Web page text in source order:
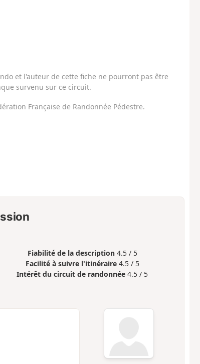
et l'auteur de cette fiche ne pourront pas être
survenu sur ce circuit.
Française de Randonnée Pédestre.
Fiabilité de la description 4.5 / 5
Facilité à suivre l'itinéraire 4.5 / 5
Intérêt du circuit de randonnée 4.5 / 5